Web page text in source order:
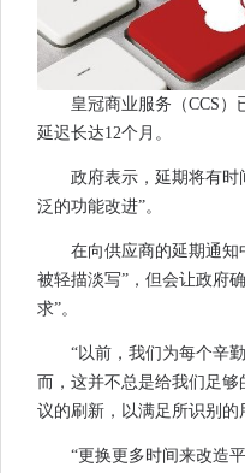
皇冠商业服务（CCS）
延迟长达12个月。
政府表示，延期将有时
泛的功能改进”。
在向供应商的延期通知
被轻描淡写”，但会让政府
求”。
“以前，我们为每个辛
而，这并不总是给我们足
议的刷新，以满足所识别的
“更换更多时间来改造